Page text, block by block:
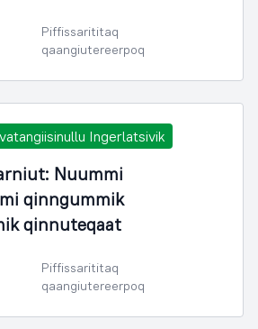
Piffissarititaq
qaangiutereerpoq
Ingerlatsivik
Nuummi
qinngummik
qinnuteqaat
Piffissarititaq
qaangiutereerpoq